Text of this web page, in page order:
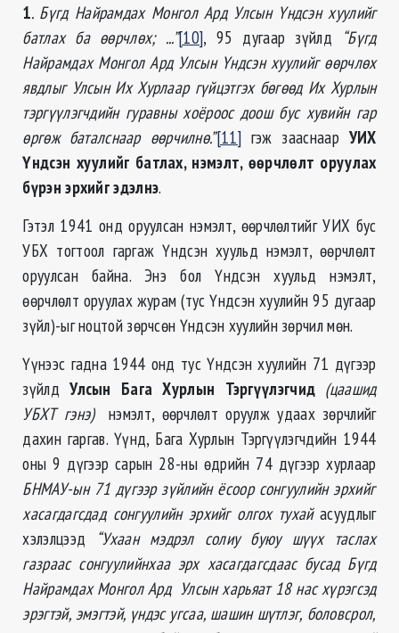
1. Бүгд Найрамдах Монгол Ард Улсын Үндсэн хуулийг
батлах ба өөрчлөх; ...”[10], 95 дугаар зүйлд “Бүгд
Найрамдах Монгол Ард Улсын Үндсэн хуулийг өөрчлөх
явдлыг Улсын Их Хурлаар гүйцэтгэх бөгөөд Их Хурлын
тэргүүлэгчдийн гуравны хоёроос доош бус хувийн гар
өргөж баталснаар өөрчилнө.”[11]гэж зааснаар УИХ
Үндсэн хуулийг батлах, нэмэлт, өөрчлөлт оруулах
бүрэн эрхийг эдэлнэ.
Гэтэл 1941 онд оруулсан нэмэлт, өөрчлөлтийг УИХ бус
УБХ тогтоол гаргаж Үндсэн хуульд нэмэлт, өөрчлөлт
оруулсан байна. Энэ бол Үндсэн хуульд нэмэлт,
өөрчлөлт оруулах журам (тус Үндсэн хуулийн 95 дугаар
зүйл)-ыг ноцтой зөрчсөн Үндсэн хуулийн зөрчил мөн.
Үүнээс гадна 1944 онд тус Үндсэн хуулийн 71 дүгээр
зүйлдУлсын Бага Хурлын Тэргүүлэгчид (цаашид
УБХТ гэнэ)нэмэлт, өөрчлөлт оруулж удаах зөрчлийг
дахин гаргав. Үүнд, Бага Хурлын Тэргүүлэгчдийн 1944
оны 9 дүгээр сарын 28-ны өдрийн 74 дүгээр хурлаар
БНМАУ-ын 71 дүгээр зүйлийн ёсоор сонгуулийн эрхийг
хасагдагсдад сонгуулийн эрхийг олгох тухайасуудлыг
хэлэлцээд
“Ухаан мэдрэл солиу буюу шүүх таслах
газраас сонгуулийнхаа эрх хасагдагсдаас бусад Бүгд
Найрамдах Монгол Ард Улсын харьяат 18 нас хүрэгсэд
эрэгтэй, эмэгтэй, үндэс угсаа, шашин шүтлэг, боловсрол,